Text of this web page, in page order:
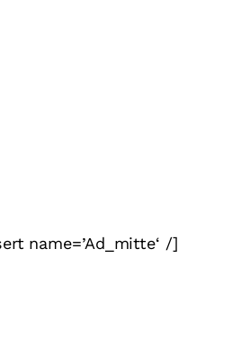
name=’Ad_mitte‘ /]